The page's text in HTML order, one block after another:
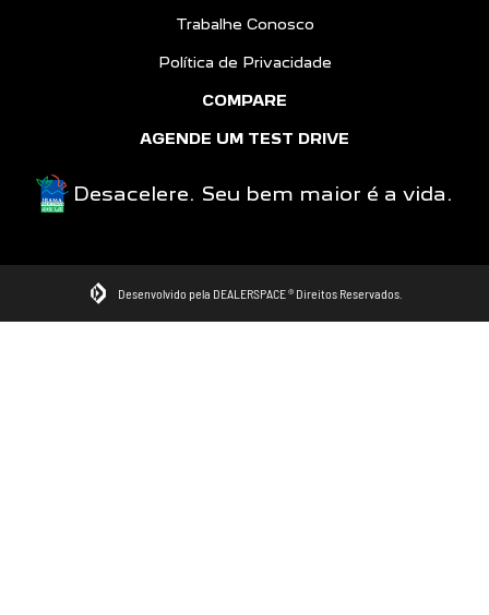
Trabalhe Conosco
Política de Privacidade
COMPARE
AGENDE UM TEST DRIVE
Desacelere. Seu bem maior é a vida.
Desenvolvido pela DEALERSPACE ® Direitos Reservados.